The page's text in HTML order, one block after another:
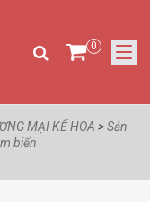
0
MẠI KẾ HOA >Sản
biến